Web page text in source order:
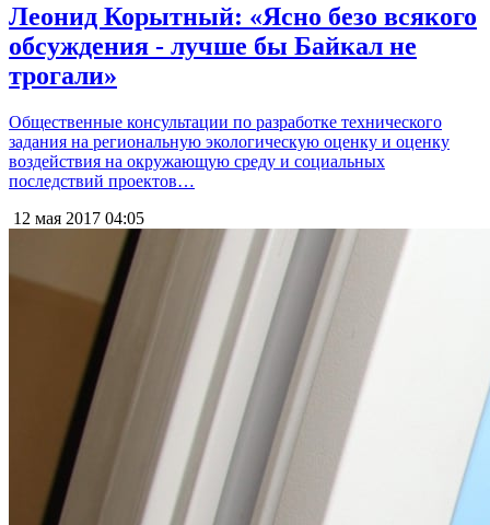
Леонид Корытный: «Ясно безо всякого
обсуждения - лучше бы Байкал не
трогали»
Общественные консультации по разработке технического
задания на региональную экологическую оценку и оценку
воздействия на окружающую среду и социальных
последствий проектов…
12 мая 2017 04:05